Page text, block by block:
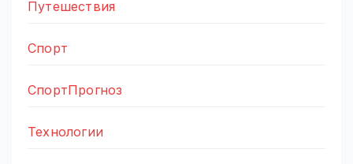
Путешествия
Спорт
СпортПрогноз
Технологии